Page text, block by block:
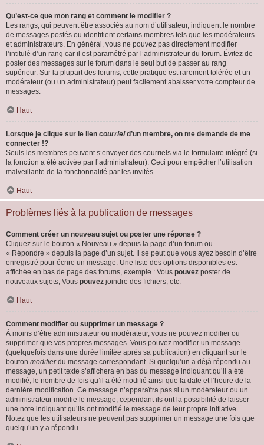
Qu’est-ce que mon rang et comment le modifier ?
Les rangs, qui peuvent être associés au nom d’utilisateur, indiquent le nombre
de messages postés ou identifient certains membres tels que les modérateurs
et administrateurs. En général, vous ne pouvez pas directement modifier
l’intitulé d’un rang car il est paramétré par l’administrateur du forum. Évitez de
poster des messages sur le forum dans le seul but de passer au rang
supérieur. Sur la plupart des forums, cette pratique est rarement tolérée et un
modérateur (ou un administrateur) peut facilement abaisser votre compteur de
messages.
Haut
Lorsque je clique sur le lien courrield’un membre, on me demande de me
connecter !?
Seuls les membres peuvent s’envoyer des courriels via le formulaire intégré (si
la fonction a été activée par l’administrateur). Ceci pour empêcher l’utilisation
malveillante de la fonctionnalité par les invités.
Haut
Problèmes liés à la publication de messages
Comment créer un nouveau sujet ou poster une réponse ?
Cliquez sur le bouton « Nouveau » depuis la page d’un forum ou
« Répondre » depuis la page d’un sujet. Il se peut que vous ayez besoin d’être
enregistré pour écrire un message. Une liste des options disponibles est
affichée en bas de page des forums, exemple : Vous pouvez poster de
nouveaux sujets, Vous pouvez joindre des fichiers, etc.
Haut
Comment modifier ou supprimer un message ?
À moins d’être administrateur ou modérateur, vous ne pouvez modifier ou
supprimer que vos propres messages. Vous pouvez modifier un message
(quelquefois dans une durée limitée après sa publication) en cliquant sur le
bouton modifierdu message correspondant. Si quelqu’un a déjà répondu au
message, un petit texte s’affichera en bas du message indiquant qu’il a été
modifié, le nombre de fois qu’il a été modifié ainsi que la date et l’heure de la
dernière modification. Ce message n’apparaîtra pas si un modérateur ou un
administrateur modifie le message, cependant ils ont la possibilité de laisser
une note indiquant qu’ils ont modifié le message de leur propre initiative.
Notez que les utilisateurs ne peuvent pas supprimer un message une fois que
quelqu’un y a répondu.